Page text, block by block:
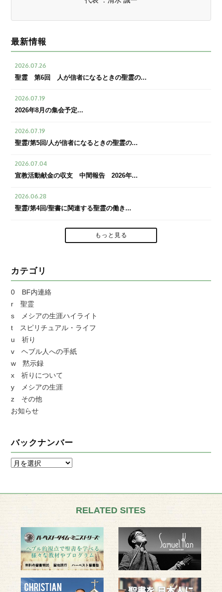
最新情報
2026.07.26
聖霊 第6回 人が信者になるときの聖霊の...
2026.07.19
2026年8月の集会予定...
2026.07.19
聖霊/第5回/人が信者になるときの聖霊の...
2026.07.04
宣教活動献金の収支 中間報告 2026年...
2026.06.28
聖霊/第4回/聖書に関連する聖霊の働き...
もっと見る
カテゴリ
0 BF内連絡
r 聖霊
s メシアの生涯ハイライト
t スピリチュアル・ライフ
u 祈り
v ヘブル人への手紙
w 黙示録
x 祈りについて
y メシアの生涯
z その他
お知らせ
バックナンバー
RELATED SITES